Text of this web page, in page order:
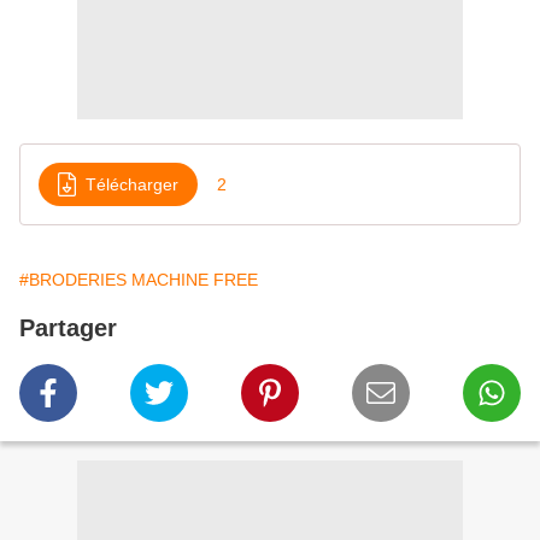
Télécharger 2
#BRODERIES MACHINE FREE
Partager